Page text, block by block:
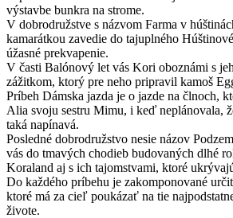
výstavbe bunkra na strome.
V dobrodružstve s názvom Farma v
kamarátkou zavedie do tajuplného
úžasné prekvapenie.
V časti Balónový let vás Kori oboznámi s
zážitkom, ktorý pre neho pripravil kamoš
Príbeh Dámska jazda je o jazde na člnoch,
Alia svoju sestru Mimu, i keď neplánovala,
taká napínavá.
Posledné dobrodružstvo nesie názov
vás do tmavých chodieb budovaných dlhé
Koraland aj s ich tajomstvami, ktoré
Do každého príbehu je zakomponované
ktoré má za cieľ poukázať na tie
živote.